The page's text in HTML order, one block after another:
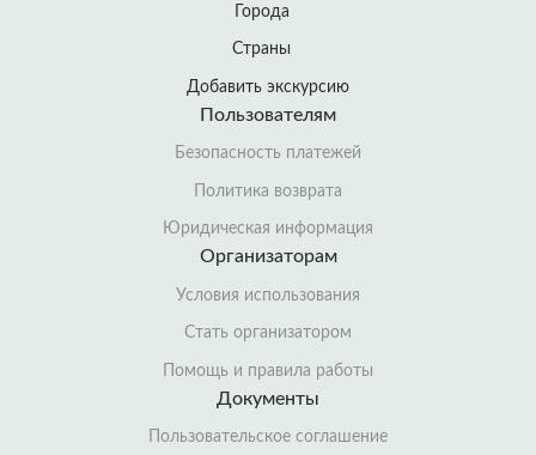
Города
Страны
Добавить экскурсию
Пользователям
Безопасность платежей
Политика возврата
Юридическая информация
Организаторам
Условия использования
Стать организатором
Помощь и правила работы
Документы
Пользовательское соглашение